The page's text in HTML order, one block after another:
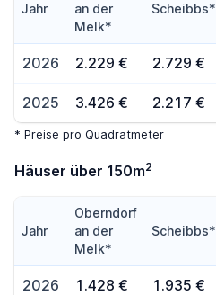
Jahr
an der
Melk*
Scheibbs*
2026 2.229 € 2.729 €
2025 3.426 € 2.217 €
* Preise pro Quadratmeter
Häuser über 150m2
Jahr
Oberndorf
an der
Melk*
Scheibbs*
2026 1.428 € 1.935 €